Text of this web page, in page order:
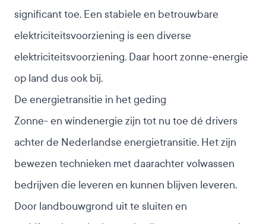
significant toe. Een stabiele en betrouwbare
elektriciteitsvoorziening is een diverse
elektriciteitsvoorziening. Daar hoort zonne-energie
op land dus ook bij.
De energietransitie in het geding
Zonne- en windenergie zijn tot nu toe dé drivers
achter de Nederlandse energietransitie. Het zijn
bewezen technieken met daarachter volwassen
bedrijven die leveren en kunnen blijven leveren.
Door landbouwgrond uit te sluiten en